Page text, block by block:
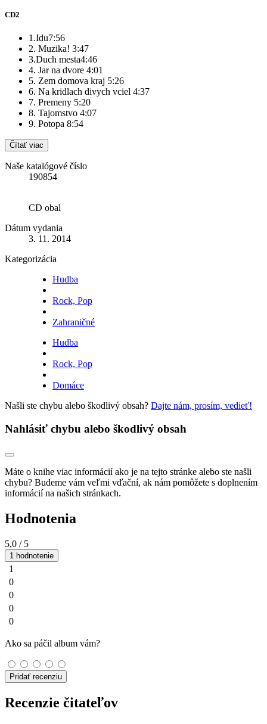
CD2
1.Idu7:56
2. Muzika! 3:47
3.Duch mesta4:46
4. Jar na dvore 4:01
5. Zem domova kraj 5:26
6. Na kridlach divych vciel 4:37
7. Premeny 5:20
8. Tajomstvo 4:07
9. Potopa 8:54
Čítať viac
Naše katalógové číslo
190854
CD obal
Dátum vydania
3. 11. 2014
Kategorizácia
Hudba
Rock, Pop
Zahraničné
Hudba
Rock, Pop
Domáce
Našli ste chybu alebo škodlivý obsah? Dajte nám, prosím, vedieť!
Nahlásiť chybu alebo škodlivý obsah
Máte o knihe viac informácií ako je na tejto stránke alebo ste našli
chybu? Budeme vám veľmi vďační, ak nám pomôžete s doplnením
informácií na našich stránkach.
Hodnotenia
5,0 / 5
1 hodnotenie
1
0
0
0
0
Ako sa páčil album vám?
Pridať recenziu
Recenzie čitateľov